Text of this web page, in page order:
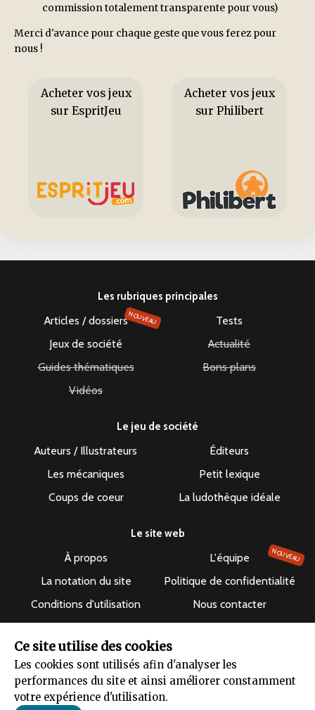
Ce site utilise des cookies
Les cookies sont utilisés afin d'analyser les
performances du site et ainsi améliorer constamment
votre expérience d'utilisation.
commission totalement transparente pour vous)
Merci d'avance pour chaque geste que vous ferez pour
nous !
Acheter vos jeux
sur EspritJeu
Acheter vos jeux
sur Philibert
Les rubriques principales
Articles / dossiersNOUVEAU
Tests
Jeux de société
Actualité
Guides thématiques
Bons plans
Vidéos
Le jeu de société
Auteurs / Illustrateurs
Éditeurs
Les mécaniques
Petit lexique
Coups de coeur
La ludothèque idéale
Le site web
À propos L'équipe NOUVEAU
La notation du site
Politique de confidentialité
Conditions d'utilisation
Nous contacter
Suivre le site